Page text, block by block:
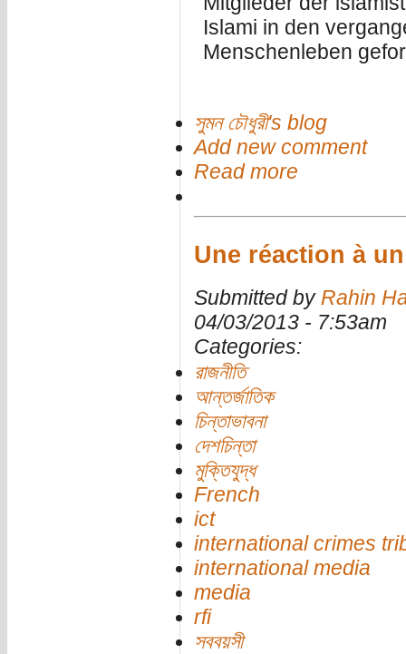
Islami in den
Menschenleben
সুমন চৌধুরী's blog
Add new comment
Read more
Une réaction à
Submitted by Rahin
04/03/2013 - 7:53am
Categories:
রাজনীতি
আন্তর্জাতিক
চিন্তাভাবনা
দেশচিন্তা
মুক্তিযুদ্ধ
French
ict
international crimes
international media
media
rfi
সববয়সী